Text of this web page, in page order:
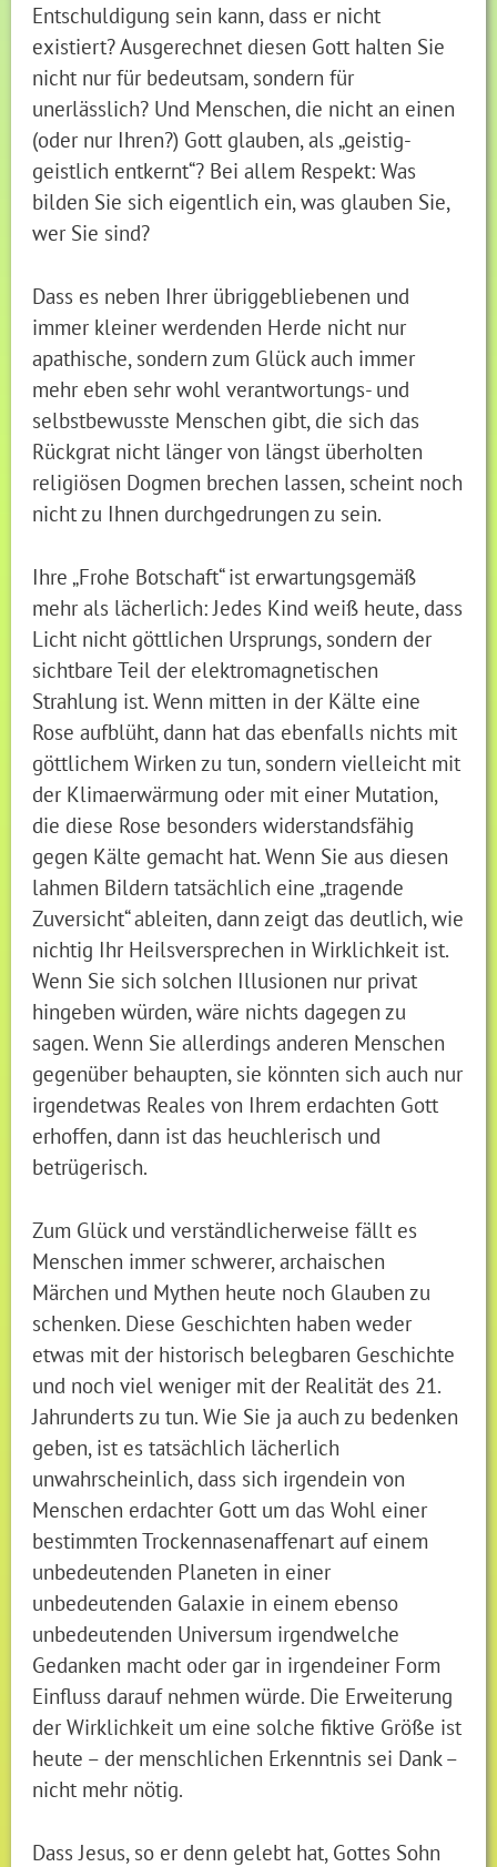
Entschuldigung sein kann, dass er nicht
existiert? Ausgerechnet diesen Gott halten Sie
nicht nur für bedeutsam, sondern für
unerlässlich? Und Menschen, die nicht an einen
(oder nur Ihren?) Gott glauben, als „geistig-
geistlich entkernt“? Bei allem Respekt: Was
bilden Sie sich eigentlich ein, was glauben Sie,
wer Sie sind?
Dass es neben Ihrer übriggebliebenen und
immer kleiner werdenden Herde nicht nur
apathische, sondern zum Glück auch immer
mehr eben sehr wohl verantwortungs- und
selbstbewusste Menschen gibt, die sich das
Rückgrat nicht länger von längst überholten
religiösen Dogmen brechen lassen, scheint noch
nicht zu Ihnen durchgedrungen zu sein.
Ihre „Frohe Botschaft“ ist erwartungsgemäß
mehr als lächerlich: Jedes Kind weiß heute, dass
Licht nicht göttlichen Ursprungs, sondern der
sichtbare Teil der elektromagnetischen
Strahlung ist. Wenn mitten in der Kälte eine
Rose aufblüht, dann hat das ebenfalls nichts mit
göttlichem Wirken zu tun, sondern vielleicht mit
der Klimaerwärmung oder mit einer Mutation,
die diese Rose besonders widerstandsfähig
gegen Kälte gemacht hat. Wenn Sie aus diesen
lahmen Bildern tatsächlich eine „tragende
Zuversicht“ ableiten, dann zeigt das deutlich, wie
nichtig Ihr Heilsversprechen in Wirklichkeit ist.
Wenn Sie sich solchen Illusionen nur privat
hingeben würden, wäre nichts dagegen zu
sagen. Wenn Sie allerdings anderen Menschen
gegenüber behaupten, sie könnten sich auch nur
irgendetwas Reales von Ihrem erdachten Gott
erhoffen, dann ist das heuchlerisch und
betrügerisch.
Zum Glück und verständlicherweise fällt es
Menschen immer schwerer, archaischen
Märchen und Mythen heute noch Glauben zu
schenken. Diese Geschichten haben weder
etwas mit der historisch belegbaren Geschichte
und noch viel weniger mit der Realität des 21.
Jahrunderts zu tun. Wie Sie ja auch zu bedenken
geben, ist es tatsächlich lächerlich
unwahrscheinlich, dass sich irgendein von
Menschen erdachter Gott um das Wohl einer
bestimmten Trockennasenaffenart auf einem
unbedeutenden Planeten in einer
unbedeutenden Galaxie in einem ebenso
unbedeutenden Universum irgendwelche
Gedanken macht oder gar in irgendeiner Form
Einfluss darauf nehmen würde. Die Erweiterung
der Wirklichkeit um eine solche fiktive Größe ist
heute – der menschlichen Erkenntnis sei Dank –
nicht mehr nötig.
Dass Jesus, so er denn gelebt hat, Gottes Sohn